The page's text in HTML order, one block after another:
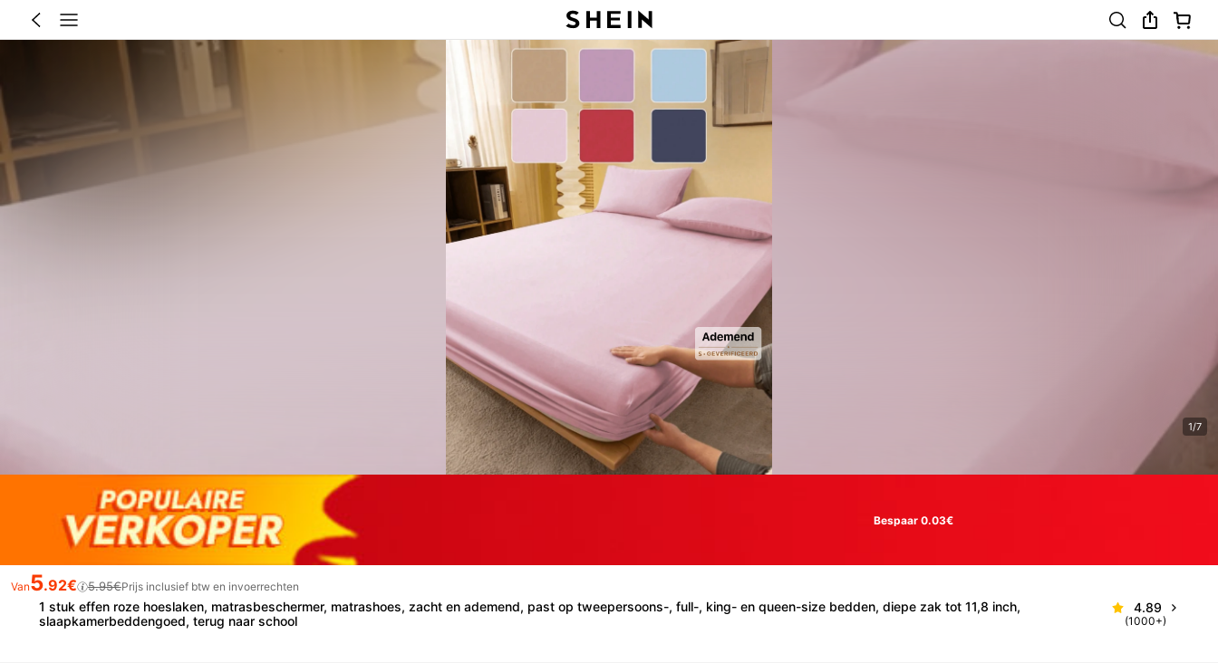
1/7
Bespaar 0.03€
Van5.92€ 5.95€Prijs inclusief btw en invoerrechten
1 stuk effen roze hoeslaken, matrasbeschermer, matrashoes, zacht en ademend, past op tweepersoons-, full-, king- en queen-size bedden, diepe zak tot 11,8 inch,
slaapkamerbeddengoed, terug naar school
4.89
(1000+)